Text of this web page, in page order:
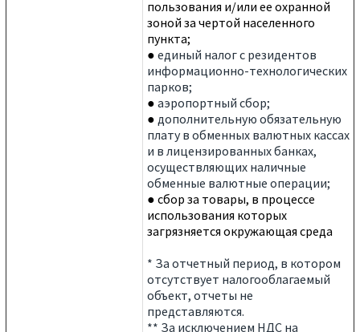
пользования и/или ее охранной
зоной за чертой населенного
пункта;
● единый налог с резидентов
информационно-технологических
парков;
● аэропортный сбор;
● дополнительную обязательную
плату в обменных валютных кассах
и в лицензированных банках,
осуществляющих наличные
обменные валютные операции;
● сбор за товары, в процессе
использования которых
загрязняется окружающая среда
* За отчетный период, в котором
отсутствует налогооблагаемый
объект, отчеты не
представляются.
** За исключением НДС на